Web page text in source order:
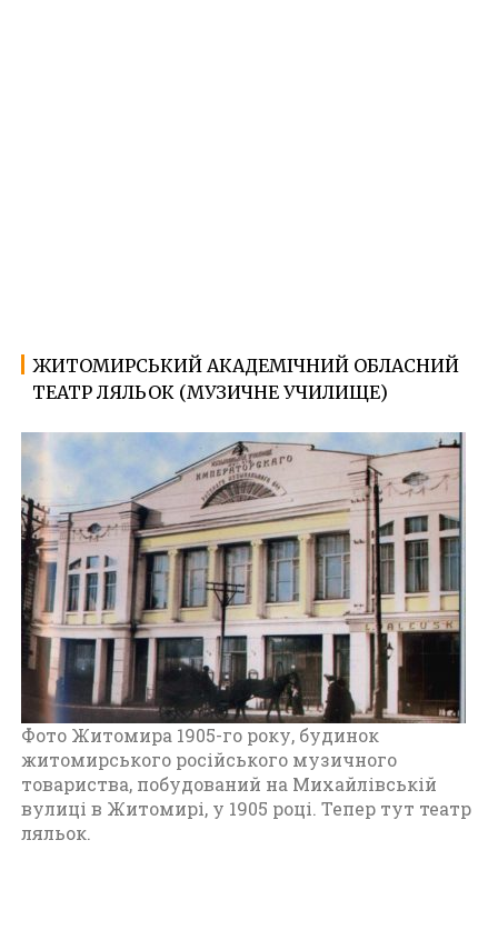
22.01.2022
Ф
о
о
Ж
и
т
о
м
и
р
а
п
е
р
і
о
д
д
ЖИТОМИРСЬКИЙ АКАДЕМІЧНИЙ ОБЛАСНИЙ
ТЕАТР ЛЯЛЬОК (МУЗИЧНЕ УЧИЛИЩЕ)
Фото Житомира 1905-го року, будинок
житомирського російського музичного
товариства, побудований на Михайлівській
вулиці в Житомирі, у 1905 році. Тепер тут театр
ляльок.